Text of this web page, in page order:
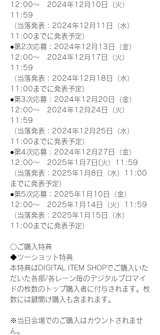
12:00～　2024年12月10日（火）
11:59
（当落発表：2024年12月11日（水）
11:00までに発表予定）
●第2次応募：2024年12月13日（金）
12:00～　2024年12月17日（火）
11:59
（当落発表：2024年12月18日（水）
11:00までに発表予定）
●第3次応募：2024年12月20日（金）
12:00～　2024年12月24日（火）
11:59
（当落発表：2024年12月25日（水）
11:00までに発表予定）
●第4次応募：2024年12月27日（金）
12:00～　2025年1月7日(火）11:59
（当落発表：2025年1月8日（水）11:00
までに発表予定）
●第5次応募：2025年1月10日（金）
12:00～　2025年1月14日（火）11:59
（当落発表：2025年1月15日（水）
11:00までに発表予定）
〇ご購入特典
◆ツーショット特典
本特典はDIGITAL ITEM SHOPでご購入いた
だいた各部/各レーン毎のデジタルブロマイ
ドの枚数のトップ購入者に付与されます。枚
数には鍵開け購入も含まれます。
※当日会場でのご購入はカウントされませ
ん。